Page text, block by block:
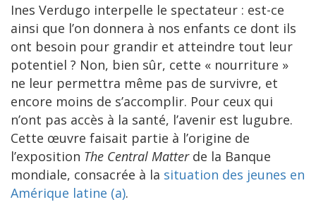
Ines Verdugo interpelle le spectateur : est-ce
ainsi que l’on donnera à nos enfants ce dont ils
ont besoin pour grandir et atteindre tout leur
potentiel ? Non, bien sûr, cette « nourriture »
ne leur permettra même pas de survivre, et
encore moins de s’accomplir. Pour ceux qui
n’ont pas accès à la santé, l’avenir est lugubre.
Cette œuvre faisait partie à l’origine de
l’exposition The Central Matter de la Banque
mondiale, consacrée à la situation des jeunes en
Amérique latine (a).